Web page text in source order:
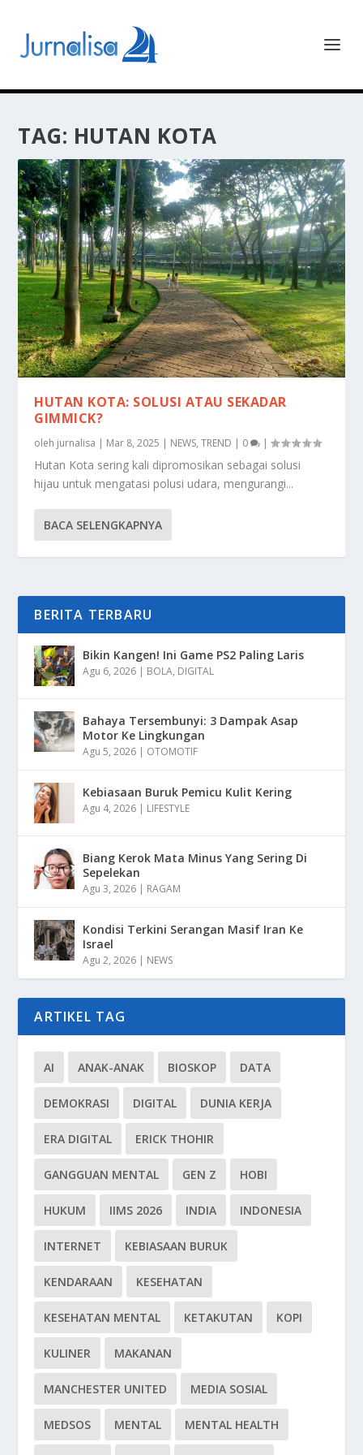
TAG: HUTAN KOTA
HUTAN KOTA: SOLUSI ATAU SEKADAR
GIMMICK?
oleh jurnalisa | Mar 8, 2025 | NEWS,TREND | 0 |
Hutan Kota sering kali dipromosikan sebagai solusi
hijau untuk mengatasi polusi udara, mengurangi...
BACA SELENGKAPNYA
BERITA TERBARU
Bikin Kangen! Ini Game PS2 Paling Laris
Agu 6, 2026 | BOLA, DIGITAL
Bahaya Tersembunyi: 3 Dampak Asap
Motor Ke Lingkungan
Agu 5, 2026 | OTOMOTIF
Kebiasaan Buruk Pemicu Kulit Kering
Agu 4, 2026 | LIFESTYLE
Biang Kerok Mata Minus Yang Sering Di
Sepelekan
Agu 3, 2026 | RAGAM
Kondisi Terkini Serangan Masif Iran Ke
Israel
Agu 2, 2026 | NEWS
ARTIKEL TAG
AI ANAK-ANAK BIOSKOP DATA
DEMOKRASI DIGITAL DUNIA KERJA
ERA DIGITAL ERICK THOHIR
GANGGUAN MENTAL GEN Z HOBI
HUKUM IIMS 2026 INDIA INDONESIA
INTERNET KEBIASAAN BURUK
KENDARAAN KESEHATAN
KESEHATAN MENTAL KETAKUTAN KOPI
KULINER MAKANAN
MANCHESTER UNITED MEDIA SOSIAL
MEDSOS MENTAL MENTAL HEALTH